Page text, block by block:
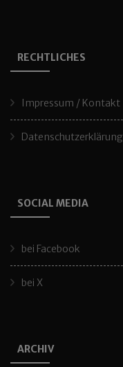
RECHTLICHES
Impressum / Kontakt
Datenschutzerklärung
SOCIAL MEDIA
bei Facebook
bei X
ARCHIV